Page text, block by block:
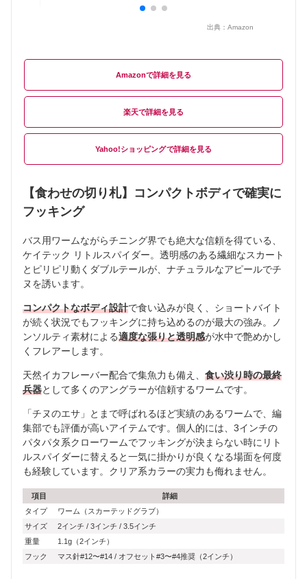
出典： Amazon
Amazon
楽天
Yahoo!ショッピング
【食わせの切り札】コンパクトボディで確実に
フッキング
バス用ワームながらチニング界でも絶大な信頼を得ている、
ケイテック リトルスパイダー。透明感のある繊細なスカート
とピリピリ動くダブルテールが、ナチュラルなアピールでチ
ヌを誘います。
コンパクトなボディ設計で食い込みが良く、ショートバイト
が続く状況でもフッキングに持ち込めるのが最大の強み。ノ
ンソルティ素材による適度な張りと透明感が水中で艶めかし
くフレアーします。
天然イカフレーバー配合で集魚力も備え、 食い渋り時の最終
兵器として多くのアングラーが信頼するワームです。
「チヌのエサ」とまで呼ばれるほど実績のあるワームで、編
集部でも評価が高いアイテムです。個人的には、3インチの
パタパタ系クローワームでフッキングが決まらない時にリト
ルスパイダーに替えると一気に掛かりが良くなる場面を何度
も経験しています。クリア系カラーの実力も侮れません。
項目
詳細
タイプ
ワーム（スカーテッドグラブ）
サイズ
2インチ / 3インチ / 3.5インチ
重量
1.1g（2インチ）
フック
マス針#12〜#14 / オフセット#3〜#4推奨（2インチ）